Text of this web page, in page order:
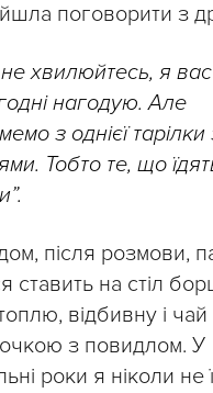
поговорити з
хвилюйтесь, я вас
нагодую. Але
з однієї тарілки
Тобто те, що
після розмови,
ставить на стіл
відбивну і чай
з повидлом. У
роки я ніколи не